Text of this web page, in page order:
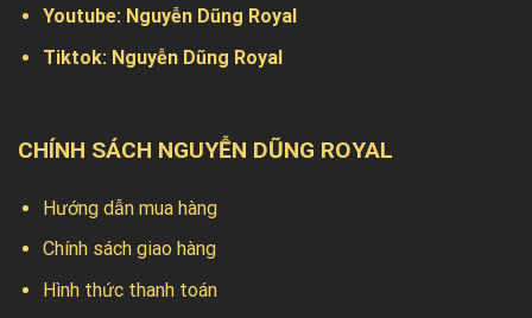
Youtube: Nguyễn Dũng Royal
Tiktok: Nguyễn Dũng Royal
CHÍNH SÁCH NGUYỄN DŨNG ROYAL
Hướng dẫn mua hàng
Chính sách giao hàng
Hình thức thanh toán